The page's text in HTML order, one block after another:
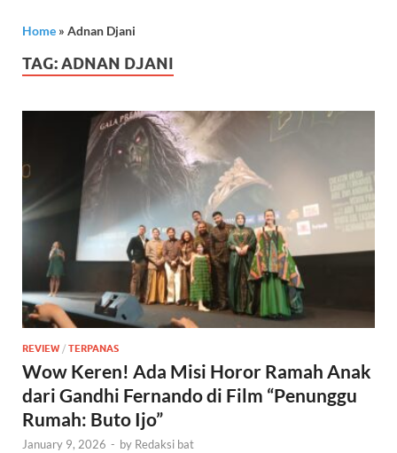
Home » Adnan Djani
TAG:ADNAN DJANI
REVIEW / TERPANAS
Wow Keren! Ada Misi Horor Ramah Anak
dari Gandhi Fernando di Film “Penunggu
Rumah: Buto Ijo”
January 9, 2026 - by Redaksi bat